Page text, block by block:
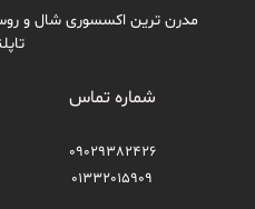
مدرن ترین اکسسوری شال و
شماره تماس
09029382426
01332015909